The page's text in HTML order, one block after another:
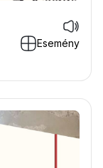
Esemény